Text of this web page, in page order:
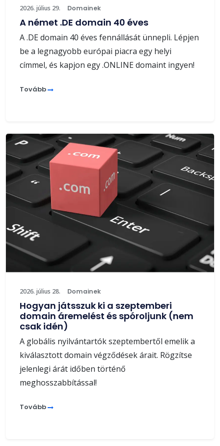
2026. július 29. Domainek
A német .DE domain 40 éves
A .DE domain 40 éves fennállását ünnepli. Lépjen
be a legnagyobb európai piacra egy helyi
címmel, és kapjon egy .ONLINE domaint ingyen!
Tovább
2026. július 28. Domainek
Hogyan játsszuk ki a szeptemberi
domain áremelést és spóroljunk (nem
csak idén)
A globális nyilvántartók szeptembertől emelik a
kiválasztott domain végződések árait. Rögzítse
jelenlegi árát időben történő
meghosszabbítással!
Tovább